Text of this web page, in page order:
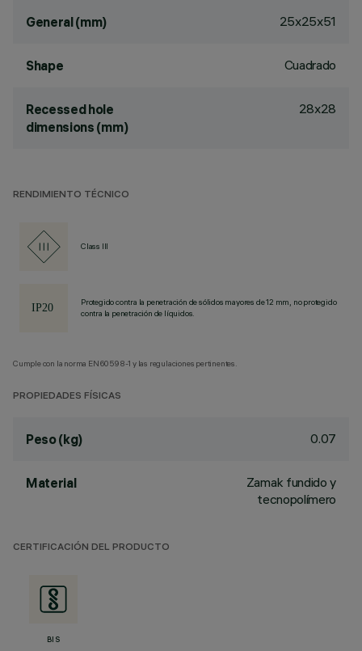
General (mm) 25x25x51
Shape Cuadrado
Recessed hole
dimensions (mm)
28x28
RENDIMIENTO TÉCNICO
Class III
Protegido contra la penetración de sólidos mayores de 12 mm, no protegido
contra la penetración de líquidos.
Cumple con la norma EN60598-1 y las regulaciones pertinentes.
PROPIEDADES FÍSICAS
Peso (kg) 0.07
Material
Zamak fundido y
tecnopolímero
CERTIFICACIÓN DEL PRODUCTO
BIS